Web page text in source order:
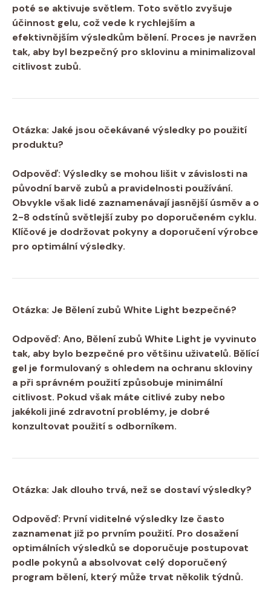
poté se aktivuje světlem. Toto světlo zvyšuje
účinnost gelu, což vede k rychlejším ⁢a⁢
efektivnějším výsledkům bělení. Proces je navržen
tak, aby‌ byl bezpečný pro sklovinu⁣ a minimalizoval
citlivost zubů.
Otázka: Jaké jsou očekávané výsledky⁣ po použití
produktu?
Odpověď: Výsledky se mohou lišit‍ v závislosti na
původní barvě zubů ⁤a pravidelnosti používání.
Obvykle ‌však lidé zaznamenávají jasnější úsměv a o
2-8 odstínů světlejší zuby po doporučeném cyklu.
Klíčové je dodržovat pokyny a doporučení výrobce
pro optimální výsledky.
Otázka: Je Bělení zubů White Light ⁣bezpečné?
Odpověď: Ano, Bělení zubů White⁢ Light je vyvinuto
tak, aby bylo⁣ bezpečné pro většinu uživatelů. Bělící
gel je formulovaný s ohledem na ochranu skloviny
a při správném​ použití způsobuje minimální
citlivost. ⁣Pokud však máte citlivé zuby nebo
jakékoli jiné zdravotní problémy, je dobré
konzultovat ‍použití s odborníkem.
Otázka: ⁤Jak dlouho‍ trvá, než se ⁤dostaví výsledky?
Odpověď: První viditelné⁤ výsledky lze často
⁤zaznamenat již po prvním použití. Pro dosažení
optimálních ⁤výsledků se doporučuje postupovat
podle pokynů a absolvovat celý doporučený
program bělení, který může ⁣trvat několik týdnů.